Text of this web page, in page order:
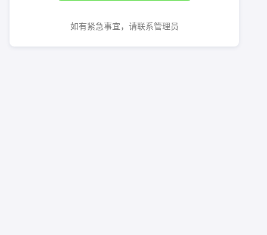
如有紧急事宜，请联系管理员